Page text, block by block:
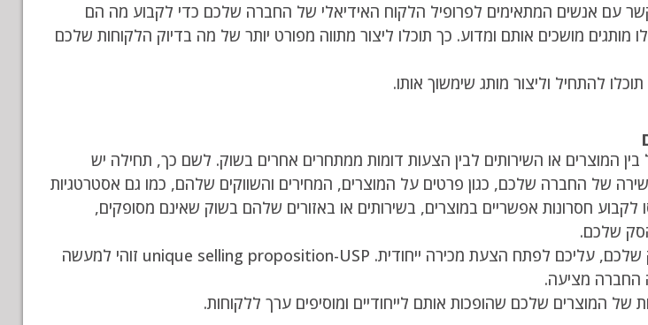
עם אנשים המתאימים לפרופיל הלקוח האידיאלי של החברה שלכם כדי לקבוע מה הם
מותגים מושכים אותם ומדוע. כך תוכלו ליצור מתווה מפורט יותר של מה בדיוק הלקוחות שלכם
להתחיל וליצור מותג שימשוך אותו.
המוצרים או השירותים לבין הצעות דומות ממתחרים אחרים בשוק. לשם כך, תחילה יש
של החברה שלכם, כגון פרטים על המוצרים, המחירים והשווקים שלהם, כמו גם אסטרטגיות
חסרונות אפשריים במוצרים, בשירותים או באזורים שלהם בשוק שאינם מסופקים,
שלכם.
לאחר שבדקתם את מצב התחרות בשוק שלכם, עליכם לפתח הצעת מכירה ייחודית. unique selling proposition-USP זוהי למעשה
החברה מציעה.